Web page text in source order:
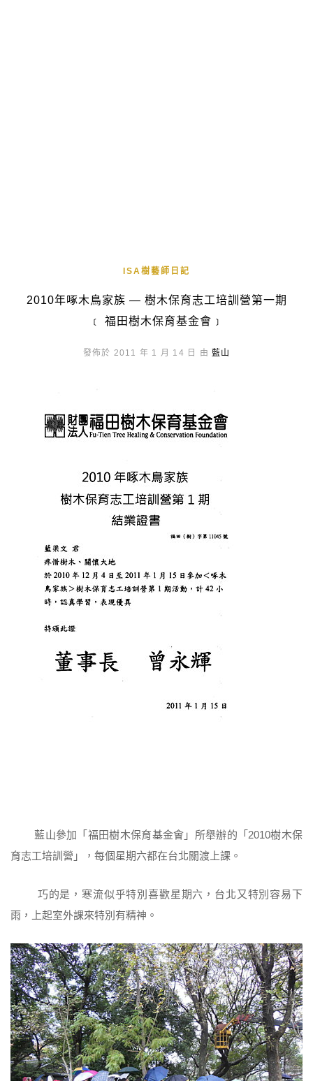
ISA樹藝師日記
2010年啄木鳥家族 — 樹木保育志工培訓營第一期
﹝ 福田樹木保育基金會﹞
發佈於 2011 年 1 月 14 日 由 藍山
藍山參加「福田樹木保育基金會」所舉辦的「2010樹木保
育志工培訓營」，每個星期六都在台北關渡上課。
巧的是，寒流似乎特別喜歡星期六，台北又特別容易下
雨，上起室外課來特別有精神。